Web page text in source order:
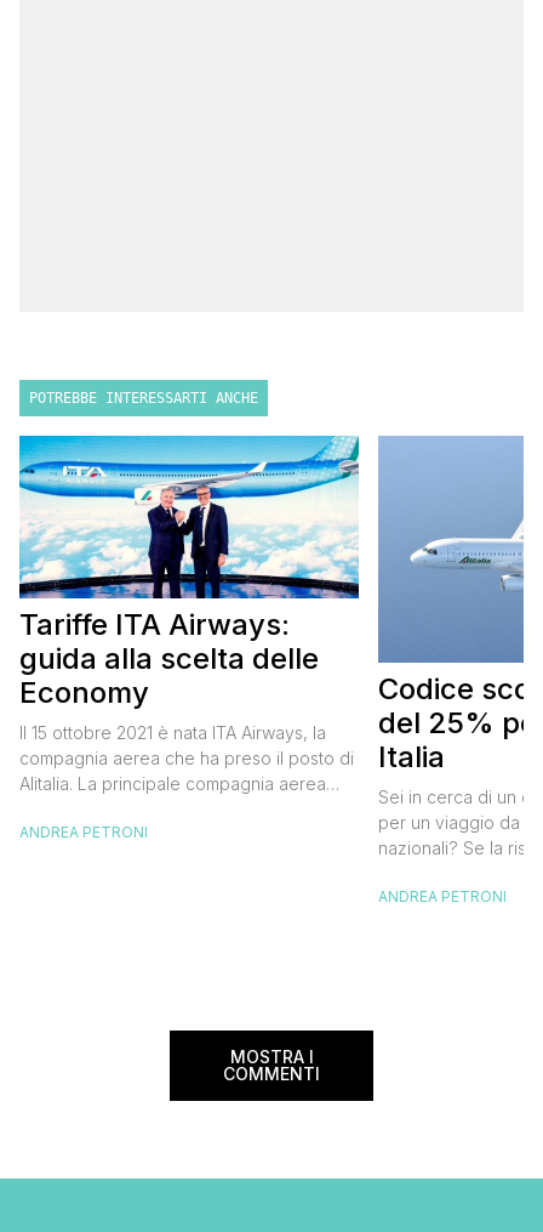
POTREBBE INTERESSARTI ANCHE
Tariffe ITA Airways:
guida alla scelta delle
Economy
Il 15 ottobre 2021 è nata ITA Airways, la
compagnia aerea che ha preso il posto di
Alitalia. La principale compagnia aerea
tariffe Alitalia e strizza l’occhio anche ai
ANDREA PETRONI
Codice
del 25%
Italia
Sei in cerca di un
per un viaggio da
nazionali? Se la
Alitalia per l’Italia.
ANDREA PETRONI
MOSTRA I
COMMENTI